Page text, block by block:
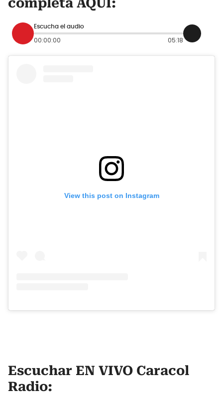
Escucha el audio
00:00:00 05:18
View this post on Instagram
Escuchar EN VIVO Caracol
Radio: